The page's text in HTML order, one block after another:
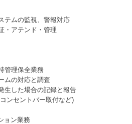
テムの監視、警報対応
・アテンド・管理
管理保全業務
ムの対応と調査
生した場合の記録と報告
ンセントバー取付など)
ョン業務